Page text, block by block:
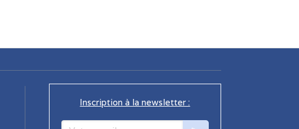
Inscription à la newsletter :
Votre email